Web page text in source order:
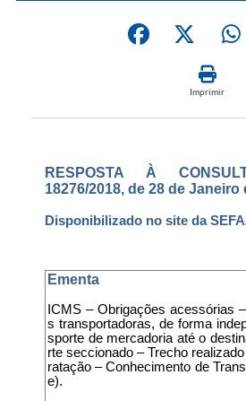
Imprimir
RESPOSTA À
18276/2018, de 28 de Janeiro
Disponibilizado no site da
Ementa
ICMS – Obrigações acessórias
s transportadoras, de forma
sporte de mercadoria até o
rte seccionado – Trecho
ratação – Conhecimento de
e).